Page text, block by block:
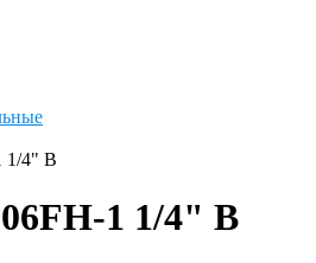
1/4" B
1 1/4" B